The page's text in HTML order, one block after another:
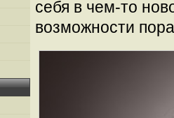
себя в чем-то
возможности